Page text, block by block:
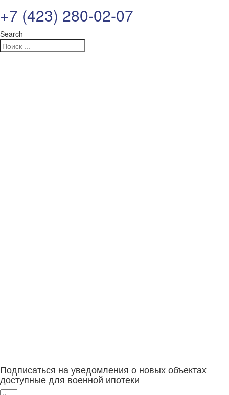
+7 (423) 280-02-07
Search
Подписаться на уведомления о новых объектах
доступные для военной ипотеки